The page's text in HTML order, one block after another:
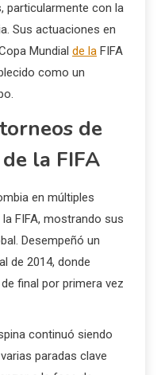
particularmente con la
Sus actuaciones en
Mundial de la FIFA
como un
de
la FIFA
en múltiples
FIFA, mostrando sus
Desempeñó un
de 2014, donde
final por primera vez
continuó siendo
paradas clave